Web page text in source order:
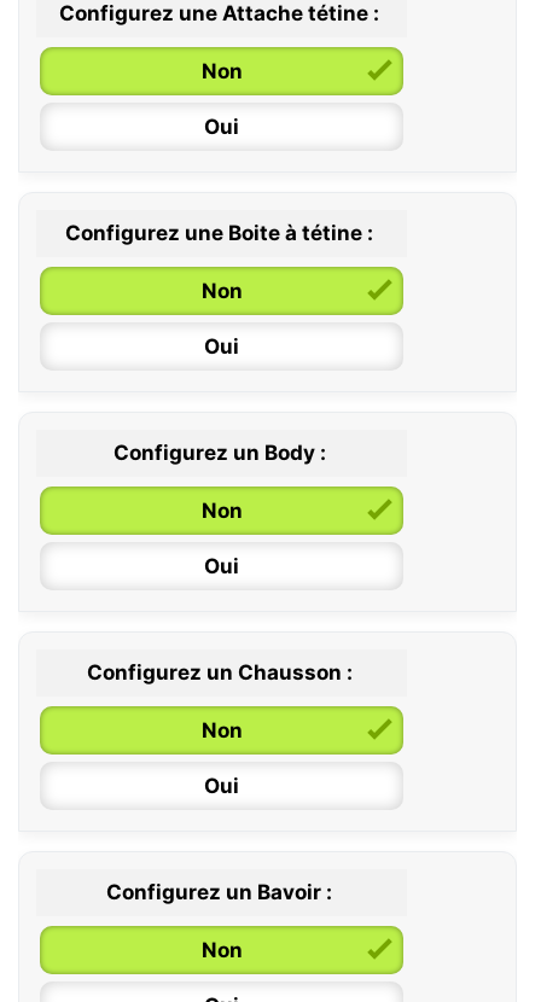
0 / 6 mois
6 / 36 mois
Configurez une Attache tétine :
Non
Oui
Configurez une Boite à tétine :
Non
Oui
Configurez un Body :
Non
Oui
0 / 6 mois
6 / 12 mois
12 / 18 mois
Configurez un Chausson :
Non
Oui
Configurez un Bavoir :
Non